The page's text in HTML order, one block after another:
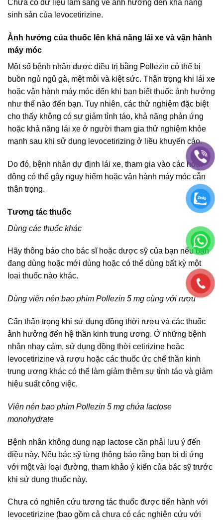
Chưa có dữ liệu lâm sàng về ảnh hưởng đến khả năng
sinh sản của levocetirizine.
Ảnh hưởng của thuốc lên khả năng lái xe và vận hành
máy móc
Một số bệnh nhân được điều trị bằng Pollezin có thể bị
buồn ngủ ngủ gà, mệt mỏi và kiệt sức. Thận trọng khi lái xe
hoặc vận hành máy móc đến khi bạn biết thuốc ảnh hưởng
như thế nào đến bạn. Tuy nhiên, các thử nghiệm đặc biệt
cho thấy không có sự giảm tỉnh táo, khả năng phản ứng
hoặc khả năng lái xe ở người tham gia thử nghiệm khỏe
mạnh sau khi sử dụng levocetirizing ở liều khuyến cáo.
Do đó, bệnh nhân dự định lái xe, tham gia vào các hoạt
động có thể gây nguy hiểm hoặc vận hành máy móc cẫn
thận trọng.
Tương tác thuốc
Dùng các thuốc khác
Hãy thông báo cho bác sĩ hoặc dược sỹ của bạn nếu bạn
đang dùng hoặc mới dùng hoặc có thể dùng bất kỳ một
loại thuốc nào khác.
Dùng viên nén bao phim Pollezin 5 mg cùng với rượu
Cẩn thận trọng khi sử dụng đồng thời rượu và các thuốc
ảnh hưởng đến hệ thần kinh trung ương. Ở những bệnh
nhân nhạy cảm, sử dụng đồng thời cetirizine hoặc
levocetirizine và rượu hoặc các thuốc ức chế thần kinh
trung ương khác có thể làm giảm thêm sự tỉnh táo và giảm
hiệu suất công việc.
Viên nén bao phim Pollezin 5 mg chứa lactose
monohydrate
Bệnh nhân không dung nạp lactose cần phải lưu ý đến
điều này. Nếu bác sỹ từng thông báo rằng bạn bị dị ứng
với một vài loại đường, tham khảo ý kiến của bác sỹ trước
khi sử dụng thuốc này.
Chưa có nghiên cứu tương tác thuốc được tiến hành với
levocetirizine (bao gồm cả chưa có các nghiên cứu với